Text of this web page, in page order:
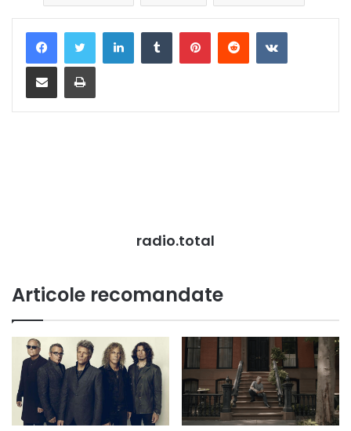
LinkedInTumblrPinterestRedditVKontakte
Distribuie prin mail Tipărește
radio.total
Articole recomandate